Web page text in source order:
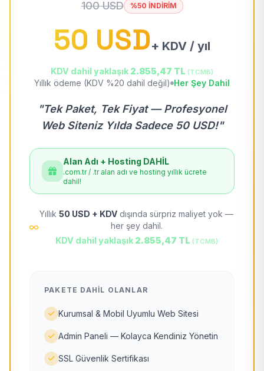
100 USD %50 İNDİRİM
50 USD+ KDV / yıl
KDV dahil yaklaşık 2.855,47 TL (TCMB)
Yıllık ödeme (KDV %20 dahil değil) Her Şey Dahil
"Tek Paket, Tek Fiyat — Profesyonel
Web Siteniz Yılda Sadece 50 USD!"
Alan Adı + Hosting DAHİL
.com.tr / .tr alan adı ve hosting yıllık ücrete
dahil!
Yıllık 50 USD + KDV dışında sürpriz maliyet yok —
her şey dahil.
KDV dahil yaklaşık 2.855,47 TL (TCMB)
PAKETE DAHIL OLANLAR
Kurumsal & Mobil Uyumlu Web Sitesi
Admin Paneli — Kolayca Kendiniz Yönetin
SSL Güvenlik Sertifikası